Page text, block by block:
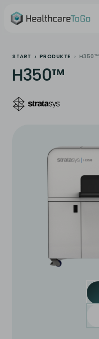
START PRODUKTE H350™
H350™